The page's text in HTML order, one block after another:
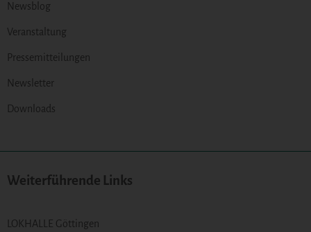
Newsblog
Veranstaltung
Pressemitteilungen
Newsletter
Downloads
Weiterführende Links
LOKHALLE Göttingen